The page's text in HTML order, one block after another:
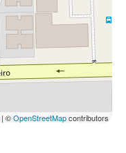
| ©OpenStreetMapcontributors